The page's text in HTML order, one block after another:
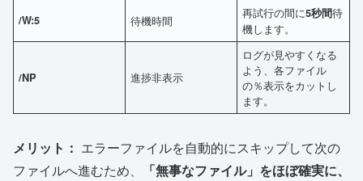
/W:5 待機時間
再試行の間に5秒間待
機します。
/NP 進捗非表示
ログが見やすくなる
よう、各ファイル
の％表示をカットし
ます。
メリット： エラーファイルを自動的にスキップして次の
ファイルへ進むため、
「無事なファイル」をほぼ確実に、